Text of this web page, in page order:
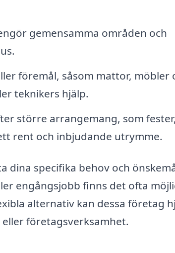
gemensamma områden och
föremål, såsom mattor, möbler
teknikers hjälp.
större arrangemang, som fester,
rent och inbjudande utrymme.
dina specifika behov och
engångsjobb finns det ofta
alternativ kan dessa företag
företagsverksamhet.